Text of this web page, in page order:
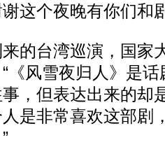
这个夜晚有你们和
台湾巡演，国家
《风雪夜归人》是
，但表达出来的却
是非常喜欢这部剧